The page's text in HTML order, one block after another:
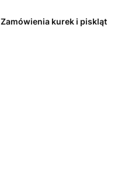
Zamówienia kurek i piskląt